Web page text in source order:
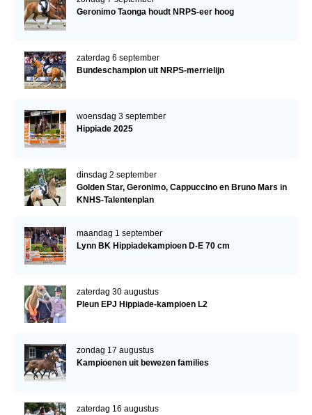
Geronimo Taonga houdt NRPS-eer hoog
zaterdag 6 september
Bundeschampion uit NRPS-merrielijn
woensdag 3 september
Hippiade 2025
dinsdag 2 september
Golden Star, Geronimo, Cappuccino en Bruno Mars in
KNHS-Talentenplan
maandag 1 september
Lynn BK Hippiadekampioen D-E 70 cm
zaterdag 30 augustus
Pleun EPJ Hippiade-kampioen L2
zondag 17 augustus
Kampioenen uit bewezen families
zaterdag 16 augustus